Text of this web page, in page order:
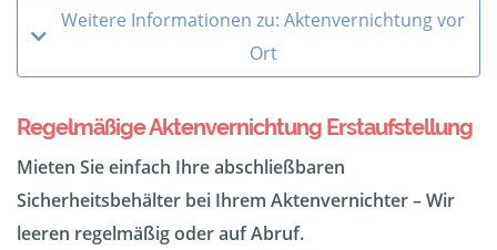
Weitere Informationen zu: Aktenvernichtung vor
Ort
Regelmäßige Aktenvernichtung Erstaufstellung
Mieten Sie einfach Ihre abschließbaren
Sicherheitsbehälter bei Ihrem Aktenvernichter – Wir
leeren regelmäßig oder auf Abruf.